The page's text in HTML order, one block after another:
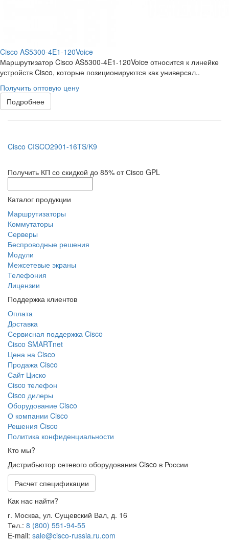
Cisco AS5300-4E1-120Voice
Маршрутизатор Cisco AS5300-4E1-120Voice относится к линейке
устройств Cisco, которые позиционируются как универсал..
Получить оптовую цену
Подробнее
Cisco CISCO2901-16TS/K9
Получить КП со скидкой до 85% от Сisco GPL
Каталог продукции
Маршрутизаторы
Коммутаторы
Серверы
Беспроводные решения
Модули
Межсетевые экраны
Телефония
Лицензии
Поддержка клиентов
Оплата
Доставка
Сервисная поддержка Cisco
Cisco SMARTnet
Цена на Cisco
Продажа Cisco
Сайт Циско
Сisco телефон
Cisco дилеры
Оборудование Cisco
О компании Cisco
Решения Cisco
Политика конфиденциальности
Кто мы?
Дистрибьютор сетевого оборудования Cisco в России
Расчет спецификации
Как нас найти?
г. Москва, ул. Сущевский Вал, д. 16
Тел.: 8 (800) 551-94-55
E-mail: sale@cisco-russia.ru.com